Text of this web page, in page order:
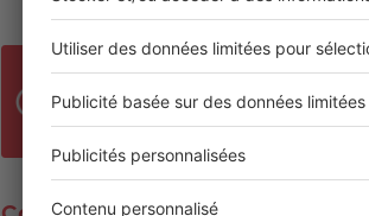
« Le marché de
Bénédicte Hecker, Directrice